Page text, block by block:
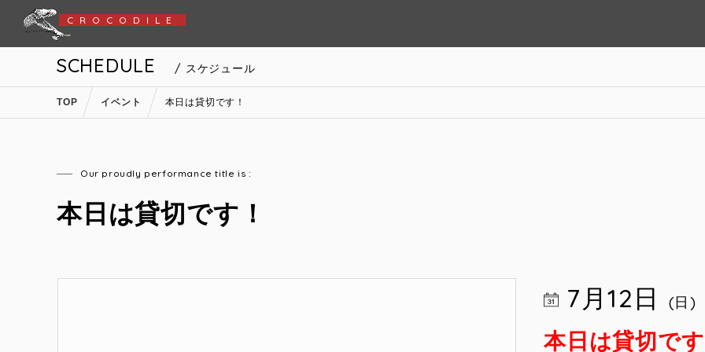
CROCODILE
SCHEDULE / スケジュール
TOP イベント 本日は貸切です！
Our proudly performance title is :
本日は貸切です！
7月12日 (日)
本日は貸切です